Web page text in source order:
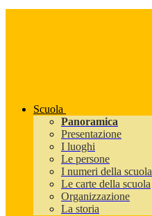
Scuola
Panoramica
Presentazione
I luoghi
Le persone
I numeri della scuola
Le carte della scuola
Organizzazione
La storia